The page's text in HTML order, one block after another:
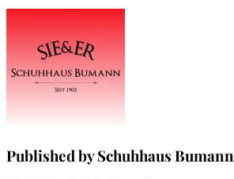
Published by Schuhhaus Bumann